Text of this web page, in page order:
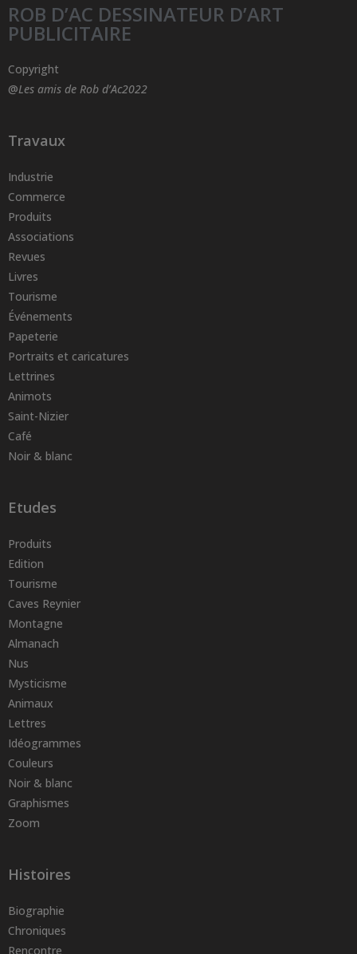
ROB D’AC DESSINATEUR D’ART
PUBLICITAIRE
Copyright
@Les amis de Rob d’Ac2022
Travaux
Industrie
Commerce
Produits
Associations
Revues
Livres
Tourisme
Événements
Papeterie
Portraits et caricatures
Lettrines
Animots
Saint-Nizier
Café
Noir & blanc
Etudes
Produits
Edition
Tourisme
Caves Reynier
Montagne
Almanach
Nus
Mysticisme
Animaux
Lettres
Idéogrammes
Couleurs
Noir & blanc
Graphismes
Zoom
Histoires
Biographie
Chroniques
Rencontre